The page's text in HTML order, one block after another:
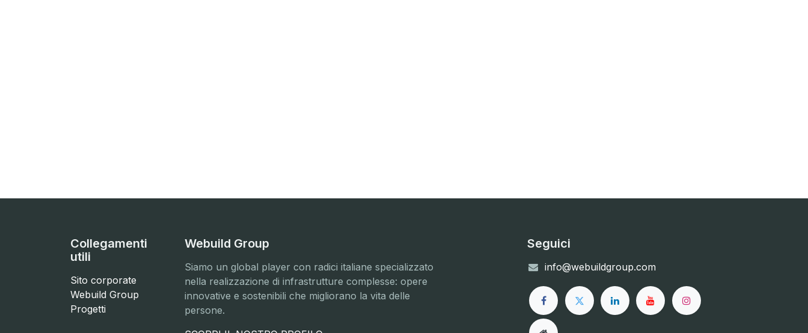
Collegamenti
utili
Sito corporate
Webuild Group
Progetti
Webuild Group
Siamo un global player con radici italiane specializzato
nella realizzazione di infrastrutture complesse: opere
innovative e sostenibili che migliorano la vita delle
persone.
Seguici
info@webuildgroup.com